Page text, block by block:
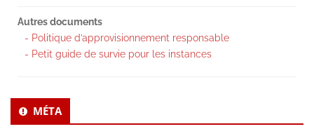
Autres documents
- Politique d’approvisionnement responsable
- Petit guide de survie pour les instances
MÉTA